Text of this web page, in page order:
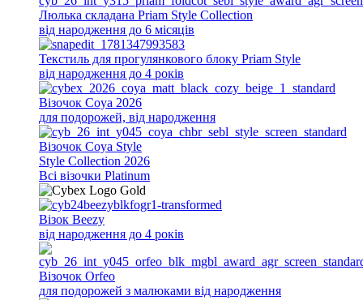
Люлька складана Priam Style Collection
від народження до 6 місяців
Текстиль для прогулянкового блоку Priam Style
від народження до 4 років
Візочок Coya 2026
для подорожей, від народження
Візочок Coya Style
Style Collection 2026
Всi візочки Platinum
Візок Beezy
від народження до 4 років
Візочок Orfeo
для подорожей з малюками від народження